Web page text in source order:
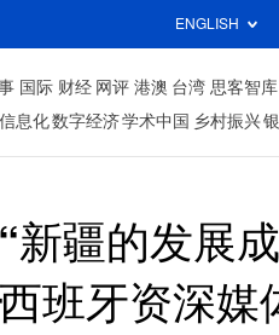
ENGLISH
国际 财经 网评 港澳 台湾 思客智库
信息化数字经济学术中国 乡村振兴
新疆的发展
班牙资深媒